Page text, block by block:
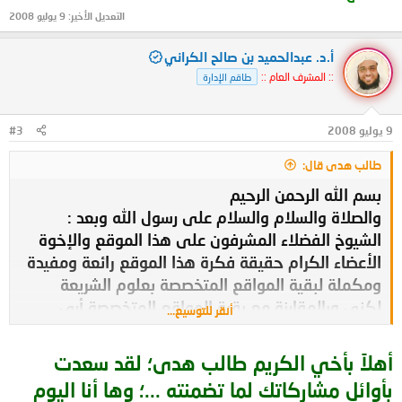
بارك الله فيك على حرصك واهمتمامك
أسأل الله عز وجل أن يجعلك مفتاحا للخير ومغلاقا للشر
سأحيل هذا الاقتراح إلى الإدارة
وأظن أنه قد اقترب موعد الدعوة العامة لكن بعض الأقسام تحتاج
إلى إكمال
كما أننا نحتاج إلى بعض الأعضاء الفاعلين حتى نستطيع أن نسيطر
على الحركة العلمية للملتقى
لأن كثرة الأعضاء ستشتت جهود الإخوة .
كما أن عدم متابعة الموضوعات الجديدة سيفقد الملتقى
من تحرير المعلومة الفقهية.
التعديل الأخير: 9 يوليو 2008
أ.د. عبدالحميد بن صالح الكراني
:: المشرف العام :: طاقم الإدارة
9 يوليو 2008 #3
طالب هدى قال:
بسم الله الرحمن الرحيم
والصلاة والسلام والسلام على رسول الله وبعد :
الشيوخ الفضلاء المشرفون على هذا الموقع والإخوة
الأعضاء الكرام حقيقة فكرة هذا الموقع رائعة ومفيدة
ومكملة لبقية المواقع المتخصصة بعلوم الشريعة
لكني وبالمقارنة مع بقية المواقع المتخصصة أرى
خمولاً في هذا الموقع مما قد يكون سبباً في وئد هذا
الموقع وموته فغالب الأوقات لا يتجاوز عدد المتواجدين
في الموقع أربعة أو خمسة ، وكل موقع يعتمد على
ثلاثة أمور : المشرفين والأعضاء والموضوعات المطروحة
أنقر للتوسيع...
أهلاً بأخي الكريم طالب هدى؛ لقد سعدت
بأوائل مشاركاتك لما تضمنته ...؛ وها أنا اليوم